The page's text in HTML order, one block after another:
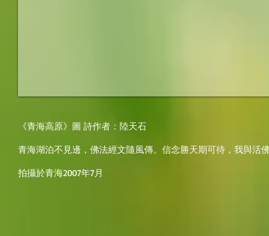
《青海高原》圖 詩作者：陸天石
青海湖泊不見邊，佛法經文隨風傳。信念勝天期可待，我與活
拍攝於青海2007年7月